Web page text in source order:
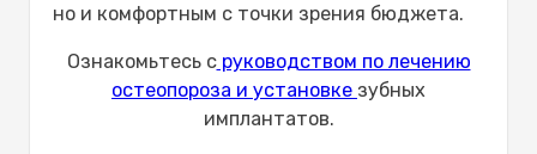
но и комфортным с точки зрения бюджета.
Ознакомьтесь сруководством по лечению
остеопороза и установке зубных
имплантатов.